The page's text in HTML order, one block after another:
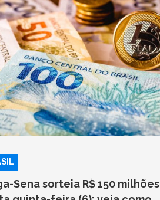
Sena sorteia R$ 150 milhões